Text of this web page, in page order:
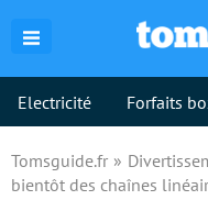
Electricité Forfaits
Tomsguide.fr
bientôt des chaînes